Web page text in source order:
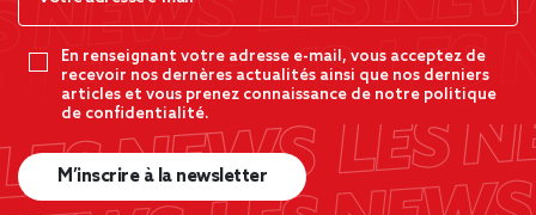
En renseignant votre adresse e-mail, vous acceptez de
recevoir nos dernères actualités ainsi que nos derniers
articles et vous prenez connaissance de notre politique
de confidentialité.
M’inscrire à la newsletter